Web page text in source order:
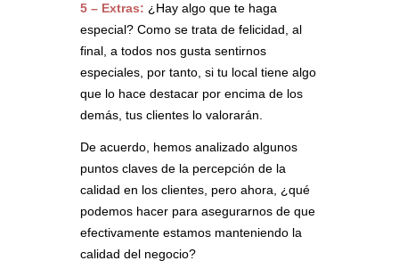
5 – Extras: ¿Hay algo que te haga
especial? Como se trata de felicidad, al
final, a todos nos gusta sentirnos
especiales, por tanto, si tu local tiene algo
que lo hace destacar por encima de los
demás, tus clientes lo valorarán.
De acuerdo, hemos analizado algunos
puntos claves de la percepción de la
calidad en los clientes, pero ahora, ¿qué
podemos hacer para asegurarnos de que
efectivamente estamos manteniendo la
calidad del negocio?